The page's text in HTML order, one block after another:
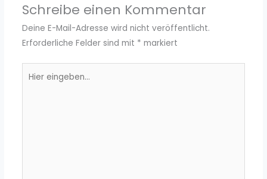
Schreibe einen Kommentar
Deine E-Mail-Adresse wird nicht veröffentlicht.
Erforderliche Felder sind mit * markiert
eingeben…